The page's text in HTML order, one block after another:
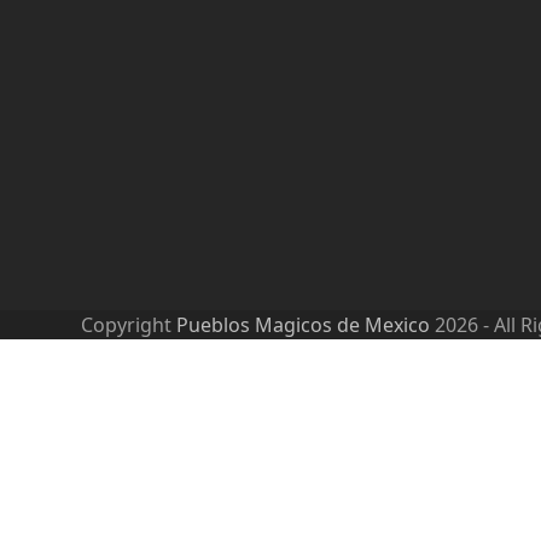
Copyright Pueblos Magicos de Mexico 2026 - All